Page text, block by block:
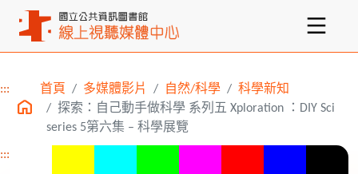
主要內容區塊
::: 首頁 多媒體影片 自然/科學
科學新知
探索：自己動手做科學 系列五 Xploration ：DIY Sci
series 5第六集 – 科學展覽
:::